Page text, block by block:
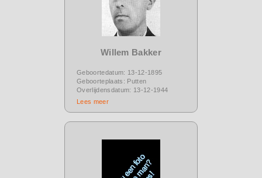
Willem Bakker
Geboortedatum: 13-12-1895
Geboorteplaats: Putten
Overlijdensdatum: 13-12-1944
Lees meer